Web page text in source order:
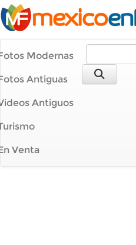
Modernas
Antiguas
Antiguos
Venta